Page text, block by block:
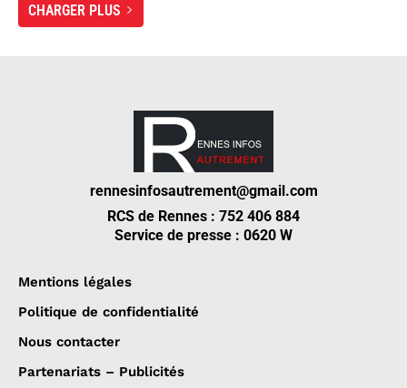
CHARGER PLUS
rennesinfosautrement@gmail.com
RCS de Rennes : 752 406 884
Service de presse : 0620 W
Mentions légales
Politique de confidentialité
Nous contacter
Partenariats – Publicités